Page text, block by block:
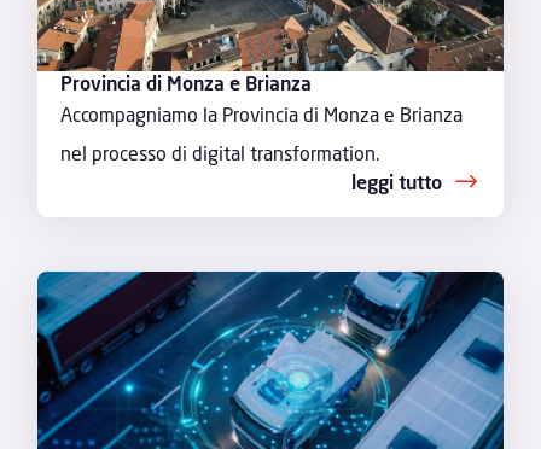
Provincia di Monza e Brianza
Accompagniamo la Provincia di Monza e Brianza
nel processo di digital transformation.
leggi tutto